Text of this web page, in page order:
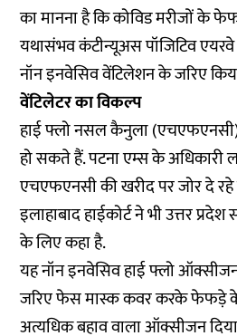
का मानना है कि कोविड मरीजों के
यथासंभव कंटीन्यूअस पॉजिटिव एयरवे
नॉन इनवेसिव वेंटिलेशन के जरिए
वेंटिलेटर का विकल्प
हाई फ्लो नसल कैनुला
हो सकते हैं. पटना एम्स के अधिकारी
एचएफएनसी की खरीद पर जोर दे रहे
इलाहाबाद हाईकोर्ट ने भी उत्तर
के लिए कहा है.
यह नॉन इनवेसिव हाई फ्लो
जरिए फेस मास्क कवर करके फेफड़े के
अत्यधिक बहाव वाला ऑक्सीजन दिया